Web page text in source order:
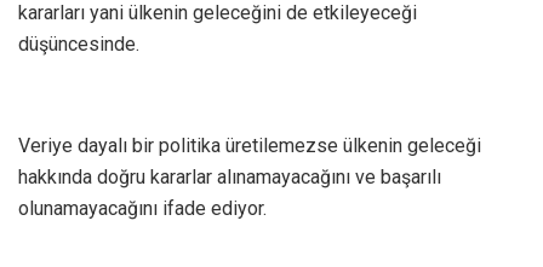
kararları yani ülkenin geleceğini de etkileyeceği
düşüncesinde.
Veriye dayalı bir politika üretilemezse ülkenin geleceği
hakkında doğru kararlar alınamayacağını ve başarılı
olunamayacağını ifade ediyor.